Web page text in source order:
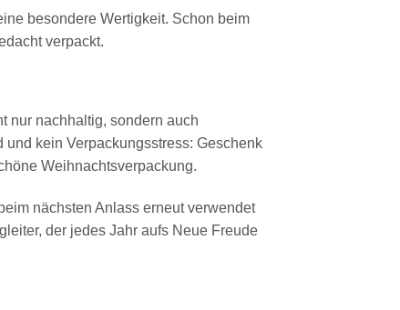
besondere Wertigkeit. Schon beim
verpackt.
nur nachhaltig, sondern auch
kein Verpackungsstress: Geschenk
Weihnachtsverpackung.
nächsten Anlass erneut verwendet
der jedes Jahr aufs Neue Freude